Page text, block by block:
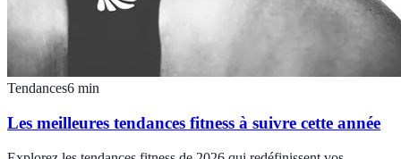
Tendances6 min
Les meilleures tendances fitness à suivre cette année